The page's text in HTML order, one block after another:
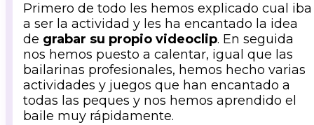
Primero de todo les hemos explicado cual iba
a ser la actividad y les ha encantado la idea
de grabar su propio videoclip. En seguida
nos hemos puesto a calentar, igual que las
bailarinas profesionales, hemos hecho varias
actividades y juegos que han encantado a
todas las peques y nos hemos aprendido el
baile muy rápidamente.